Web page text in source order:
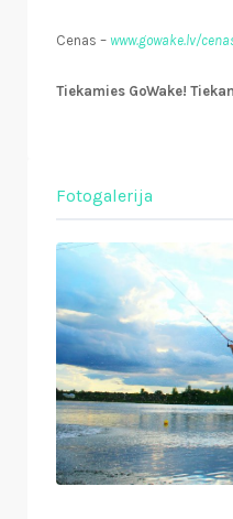
Cenas – www.gowake.lv/
Tiekamies GoWake!
Fotogalerija